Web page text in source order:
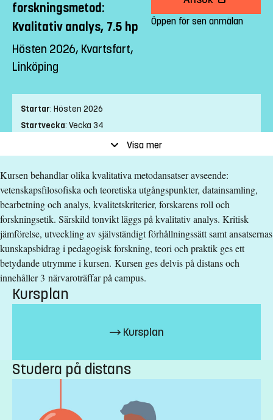
forskningsmetod:
Kvalitativ analys, 7.5 hp
Hösten 2026, Kvartsfart,
Linköping
Öppen för sen anmälan
Startar: Hösten 2026
Startvecka: Vecka 34
Ort:Linköping
Studietakt:Kvartsfart
Nivå:Avancerad nivå
Studieform:Distans
Undervisningstid: Dagtid
Antal obligatoriska tillfällen:3
Undervisningsspråk
Anmälningskod :LIU-27173
Antal platser
Särskilda förkunskapskrav
förskollärarexamen eller lärarexamen om minst 180 hp
eller
arbete/specialpedagogik/didaktik
Visa mer
Kursen behandlar olika kvalitativa metodansatser avseende:
vetenskapsfilosofiska och teoretiska utgångspunkter, datainsamling,
bearbetning och analys, kvalitetskriterier, forskarens roll och
forskningsetik. Särskild tonvikt läggs på kvalitativ analys. Kritisk
jämförelse, utveckling av självständigt förhållningssätt samt ansatsernas
kunskapsbidrag i pedagogisk forskning, teori och praktik ges ett
betydande utrymme i kursen. Kursen ges delvis på distans och
innehåller 3 närvaroträffar på campus.
Kursplan
Kursplan
Studera på distans